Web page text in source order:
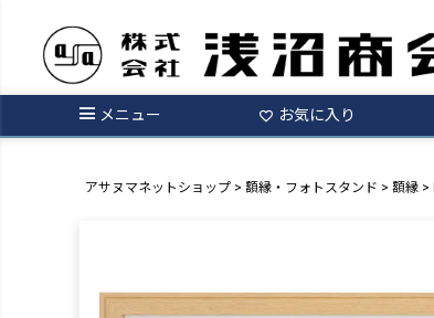
メニュー お気に入り
アサヌマネットショップ 額縁・フォトスタンド 額縁